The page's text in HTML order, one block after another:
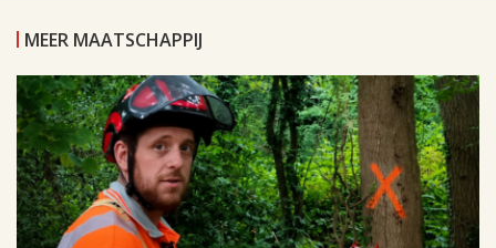
MEER MAATSCHAPPIJ